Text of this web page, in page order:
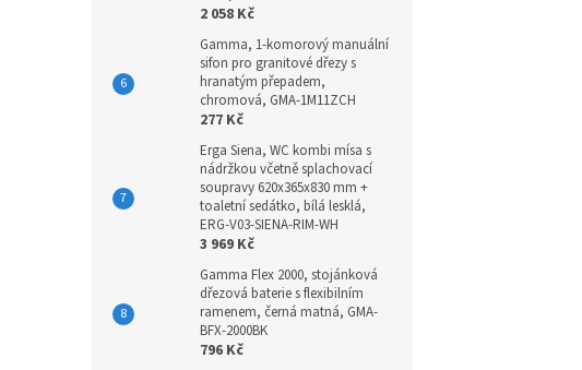
2 058 Kč
Gamma, 1-komorový manuální
sifon pro granitové dřezy s
hranatým přepadem,
chromová, GMA-1M11ZCH
277 Kč
Erga Siena, WC kombi mísa s
nádržkou včetně splachovací
soupravy 620x365x830 mm +
toaletní sedátko, bílá lesklá,
ERG-V03-SIENA-RIM-WH
3 969 Kč
Gamma Flex 2000, stojánková
dřezová baterie s flexibilním
ramenem, černá matná, GMA-
BFX-2000BK
796 Kč